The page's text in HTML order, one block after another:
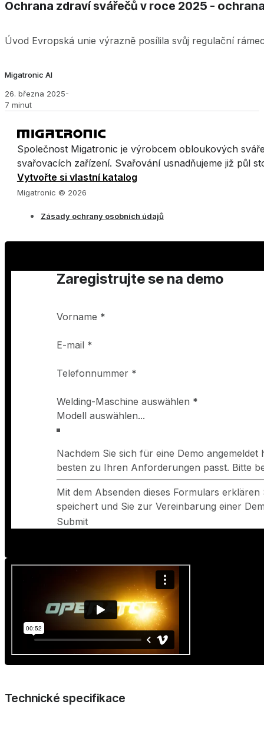
Ochrana zdraví svářečů v roce 2025 -
Úvod Evropská unie výrazně posílila svůj regulační
Migatronic AI
26. března 2025-
7 minut
Společnost Migatronic je výrobcem obloukových
svařovacích zařízení. Svařování usnadňujeme již půl
Vytvořte si vlastní katalog
Migatronic © 2026
Zásady ochrany osobních údajů
Zaregistrujte se na demo
Vorname *
E-mail *
Telefonnummer *
Welding-Maschine auswählen *
Nachdem Sie sich für eine Demo
besten zu Ihren Anforderungen passt. Bitte
Mit dem Absenden dieses Formulars
speichert und Sie zur Vereinbarung einer
Submit
Technické specifikace